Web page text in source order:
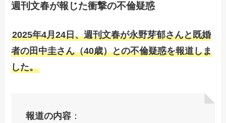
週刊文春が報じた衝撃の不倫疑惑
2025年4月24日、週刊文春が永野芽郁さんと既婚
者の田中圭さん（40歳）との不倫疑惑を報道しま
した。
報道の内容 ：